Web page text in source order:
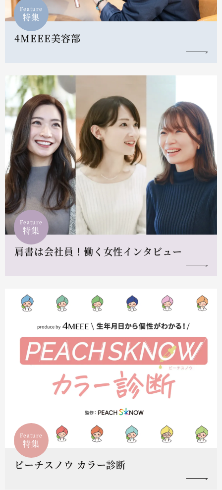
Feature
特集
4MEEE美容部
Feature
特集
肩書は会社員！働く女性インタビュー
Feature
特集
ピーチスノウ カラー診断